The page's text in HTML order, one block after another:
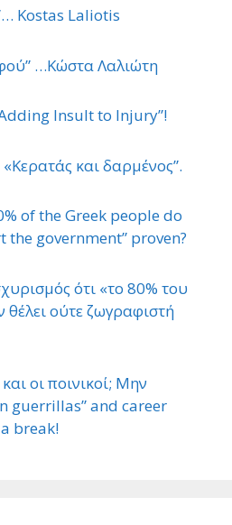
Kostas Laliotis
…Κώστα Λαλιώτη
Insult to Injury”!
και δαρμένος”.
of the Greek people do
government” proven?
ότι «το 80% του
θέλει ούτε ζωγραφιστή
οι ποινικοί; Μην
guerrillas” and career
break!